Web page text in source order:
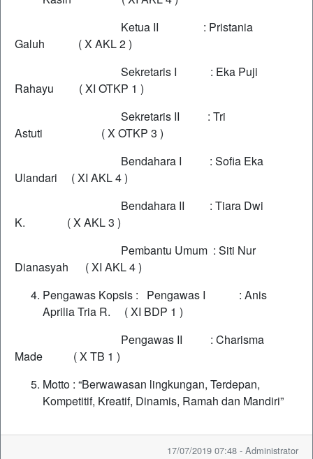
Ketua II : Pristania
Galuh ( X AKL 2 )
Sekretaris I : Eka Puji
Rahayu ( XI OTKP 1 )
Sekretaris II : Tri
Astuti ( X OTKP 3 )
Bendahara I : Sofia Eka
Ulandari ( XI AKL 4 )
Bendahara II : Tiara Dwi
K. ( X AKL 3 )
Pembantu Umum : Siti Nur
Dianasyah ( XI AKL 4 )
Pengawas Kopsis : Pengawas I : Anis
Aprilia Tria R. ( XI BDP 1 )
Pengawas II : Charisma
Made ( X TB 1 )
Motto : “Berwawasan lingkungan, Terdepan,
Kompetitif, Kreatif, Dinamis, Ramah dan Mandiri”
17/07/2019 07:48 - Administrator